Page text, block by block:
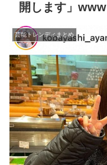
開します」www
芸能トレンディまとめ